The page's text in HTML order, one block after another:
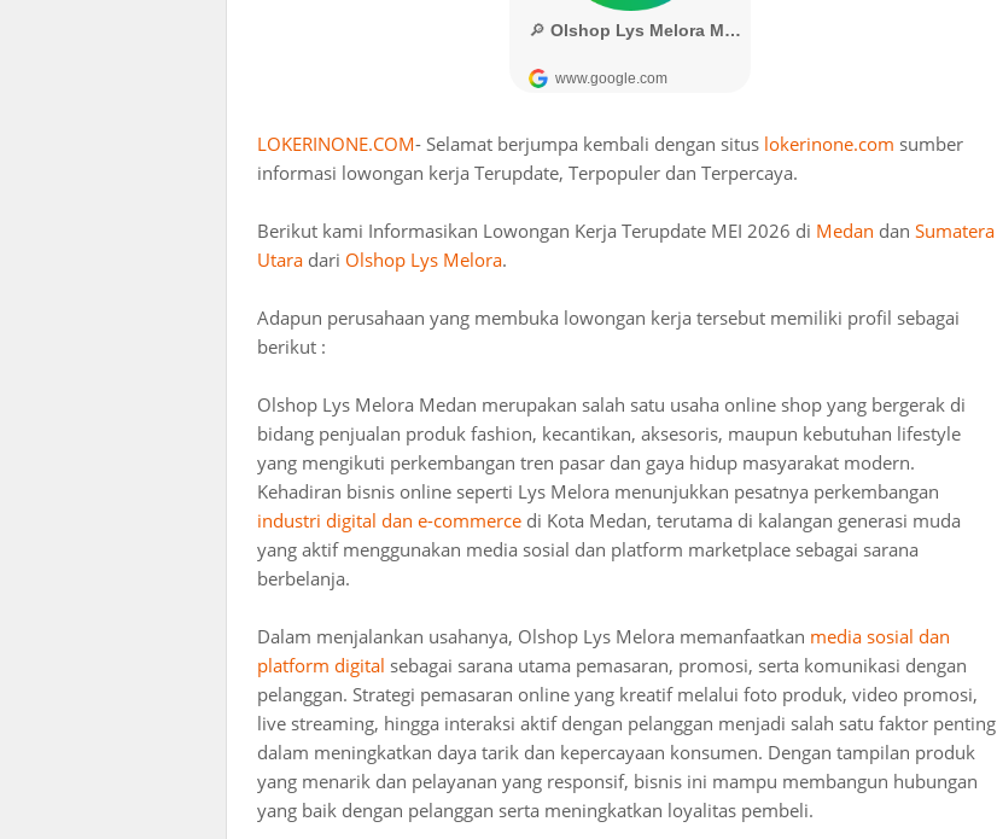
LOKERINONE.COM- Selamat berjumpa kembali dengan situs lokerinone.com sumber
informasi lowongan kerja Terupdate, Terpopuler dan Terpercaya.
Berikut kami Informasikan Lowongan Kerja Terupdate MEI 2026 di Medan dan Sumatera
Utara dari Olshop Lys Melora.
Adapun perusahaan yang membuka lowongan kerja tersebut memiliki profil sebagai
berikut :
Olshop Lys Melora Medan merupakan salah satu usaha online shop yang bergerak di
bidang penjualan produk fashion, kecantikan, aksesoris, maupun kebutuhan lifestyle
yang mengikuti perkembangan tren pasar dan gaya hidup masyarakat modern.
Kehadiran bisnis online seperti Lys Melora menunjukkan pesatnya perkembangan
industri digital dan e-commerce di Kota Medan, terutama di kalangan generasi muda
yang aktif menggunakan media sosial dan platform marketplace sebagai sarana
berbelanja.
Dalam menjalankan usahanya, Olshop Lys Melora memanfaatkan media sosial dan
platform digital sebagai sarana utama pemasaran, promosi, serta komunikasi dengan
pelanggan. Strategi pemasaran online yang kreatif melalui foto produk, video promosi,
live streaming, hingga interaksi aktif dengan pelanggan menjadi salah satu faktor penting
dalam meningkatkan daya tarik dan kepercayaan konsumen. Dengan tampilan produk
yang menarik dan pelayanan yang responsif, bisnis ini mampu membangun hubungan
yang baik dengan pelanggan serta meningkatkan loyalitas pembeli.